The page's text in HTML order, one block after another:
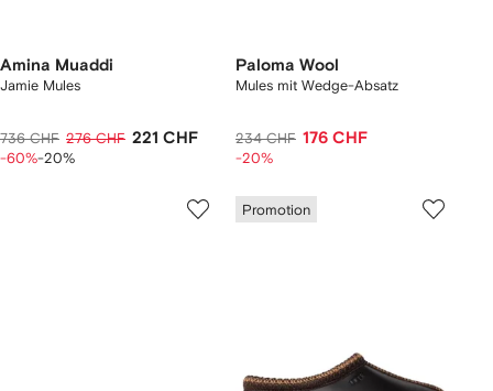
Amina Muaddi
Jamie Mules
736 CHF 276 CHF 221 CHF
-60%-20%
Paloma Wool
Mules mit Wedge-Absatz
234 CHF 176 CHF
-20%
Promotion